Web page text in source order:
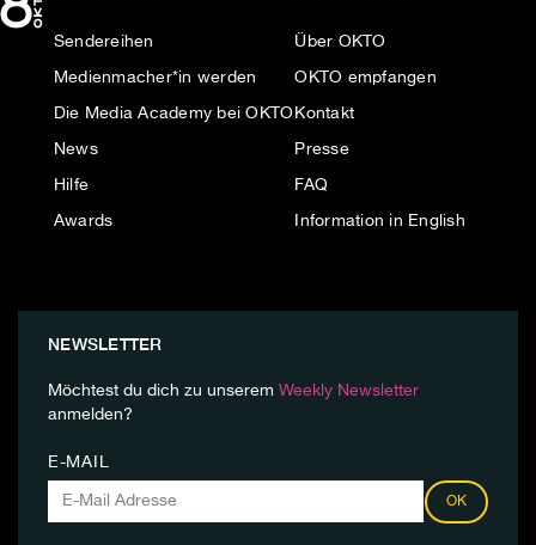
Sendereihen
Medienmacher*in werden
Die Media Academy bei OKTO
News
Hilfe
Awards
Über OKTO
OKTO empfangen
Kontakt
Presse
FAQ
Information in English
NEWSLETTER
Möchtest du dich zu unserem Weekly Newsletter
anmelden?
E-MAIL
OK